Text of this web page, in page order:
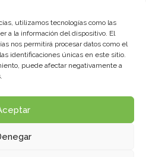
utilizamos tecnologías como las
a la información del dispositivo. El
nos permitirá procesar datos como el
identificaciones únicas en este sitio.
puede afectar negativamente a
in to access this
available for registered
to login